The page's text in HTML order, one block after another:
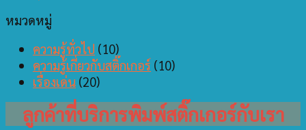
หมวดหมู่
ความรู้ทั่วไป (10)
ความรู้เกี่ยวกับสติ๊กเกอร์ (10)
เรื่องเด่น (20)
ลูกค้าที่บริการพิมพ์สติ๊กเกอร์กับเรา